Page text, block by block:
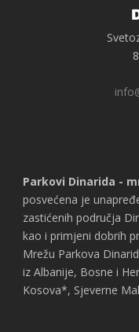
Parkovi Dinarida -
posvećena je
zastićenih područja
kao i primjeni dobrih
Mrežu Parkova
iz Albanije, Bosne i
Kosova*, Sjeverne